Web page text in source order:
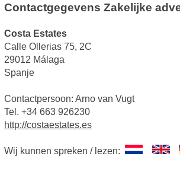
Contactgegevens Zakelijke
Costa Estates
Calle Ollerias 75, 2C
29012 Málaga
Spanje
Contactpersoon: Arno van Vugt
Tel. +34 663 926230
http://costaestates.es
Wij kunnen spreken / lezen: